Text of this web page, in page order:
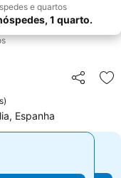
e quartos
1 quarto.
Partilhar
)
Espanha